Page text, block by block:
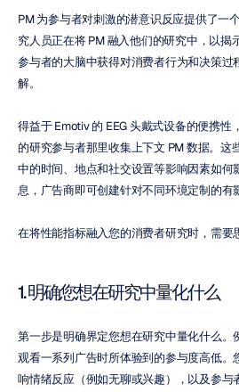
PM 为参与者对刺激的潜意识反应提供了一
究人员正在将 PM 融入他们的研究中，以揭
参与者的大脑中获得对消费者行为和决策过
解。
得益于 Emotiv 的 EEG 头戴式设备的便携性
的研究参与者那里收集上下文 PM 数据。这
中的时间、地点和社交设置等影响因素如何
息，广告商即可创建针对不同环境定制的有
在将性能指标融入您的消费者研究时，需要
1. 明确您想在研究中量化什么
第一步是明确界定您想在研究中量化什么。
观看一系列广告时所体验到的参与度高低。
响情绪反应（例如无聊或兴趣），以及参与